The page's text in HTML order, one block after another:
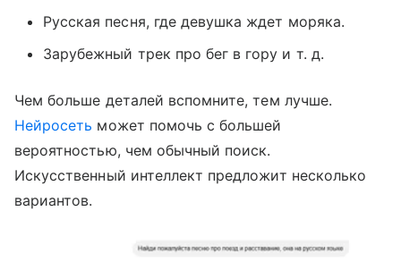
Русская песня, где девушка ждет моряка.
Зарубежный трек про бег в гору и т. д.
Чем больше деталей вспомните, тем лучше.
Нейросеть может помочь с большей
вероятностью, чем обычный поиск.
Искусственный интеллект предложит несколько
вариантов.